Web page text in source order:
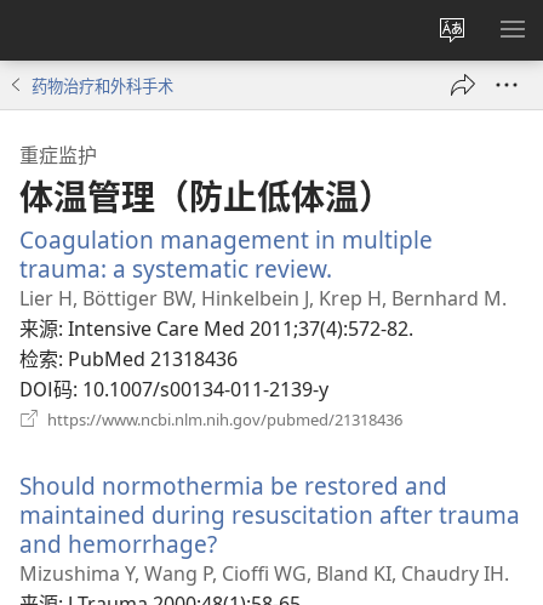
更
改
网
显
药物治疗和外科手术
重症监护
体温管理（防止低体温）
Coagulation management in multiple
trauma: a systematic review.
开
新
Lier H, Böttiger BW, Hinkelbein J, Krep H, Bernhard M.
来源‎: Intensive Care Med 2011;37(4):572-82.
检索‎: PubMed 21318436
DOI码‎: 10.1007/s00134-011-2139-y
https://www.ncbi.nlm.nih.gov/pubmed/21318436
窗
口）
Should normothermia be restored and
maintained during resuscitation after trauma
and hemorrhage?
开
Mizushima Y, Wang P, Cioffi WG, Bland KI, Chaudry IH.